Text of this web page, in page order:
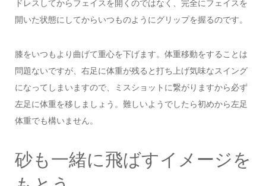
ドレスしてからフェイスを開くのではなく、完全にフェイスを
開いた状態にしてからいつものようにグリップを握るのです。
膝をいつもより曲げて重心を下げます。体重移動をすることは
問題ないですが、右足に体重が残ると打ち上げ気味なスイング
になってしまいますので、ミスショットに繋がりますから必ず
左足に体重を移しましょう。難しいようでしたら初めから左足
体重でも構いません。
砂も一緒に飛ばすイメージを